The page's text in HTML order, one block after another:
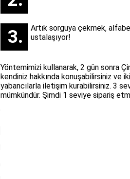
Artık sorguya çekmek,
ustalaşıyor!
Yöntemimizi kullanarak, 2 gün sonra
kendiniz hakkında konuşabilirsiniz ve
yabancılarla iletişim kurabilirsiniz. 3
mümkündür. Şimdi 1 seviye sipariş